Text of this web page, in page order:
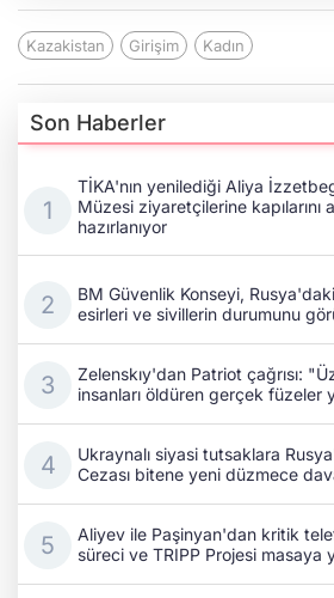
Kazakistan Girişim Kadın
Son Haberler
TİKA'nın yenilediği Aliya
Müzesi ziyaretçilerine kapılarını
hazırlanıyor
BM Güvenlik Konseyi,
esirleri ve sivillerin durumunu
Zelenskıy'dan Patriot çağrısı:
insanları öldüren gerçek füzeler
Ukraynalı siyasi tutsaklara
Cezası bitene yeni düzmece
Aliyev ile Paşinyan'dan kritik
süreci ve TRIPP Projesi masaya